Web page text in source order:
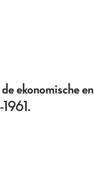
ekonomische en